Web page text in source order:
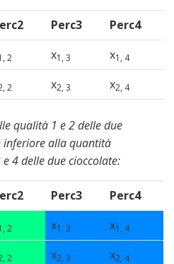
Perc3
Perc4
2 x1, 3 x1, 4
2 x2, 3 x2, 4
qualità 1 e 2 delle due
inferiore alla quantità
4 delle due cioccolate:
Perc3
Perc4
2 x1, 3 x1, 4
2 x2, 3 x2, 4